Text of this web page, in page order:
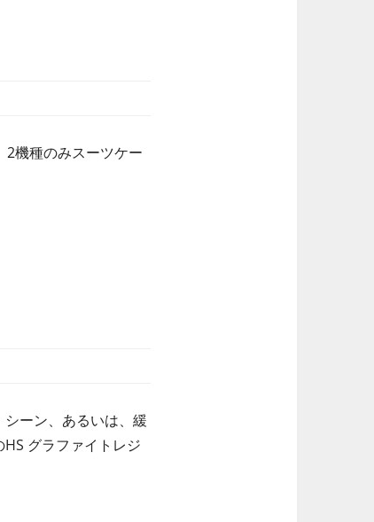
2機種のみスーツケー
ーン、あるいは、緩
グラファイトレジ